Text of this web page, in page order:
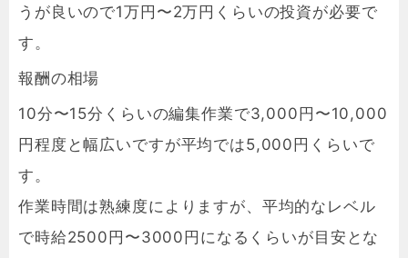
うが良いので1万円〜2万円くらいの投資が必要で
す。
報酬の相場
10分〜15分くらいの編集作業で3,000円〜10,000
円程度と幅広いですが平均では5,000円くらいで
す。
作業時間は熟練度によりますが、平均的なレベル
で時給2500円〜3000円になるくらいが目安とな